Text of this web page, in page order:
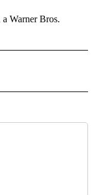
Warner Bros.
NOTIFICATIONS ABOUT